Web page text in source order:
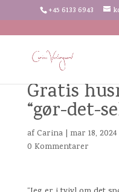
+45 6133 6943
Gratis
“gør-det-
afCarina| mar 18, 2024|
0 Kommentarer